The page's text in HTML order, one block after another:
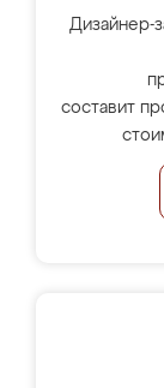
Дизайнер-
составит